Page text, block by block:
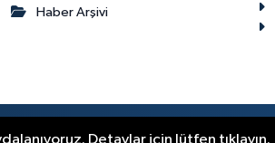
Haber Arşivi
Detaylar için lütfen tıklayın.